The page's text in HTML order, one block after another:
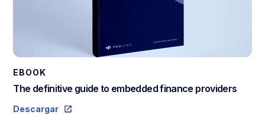
EBOOK
The definitive guide to embedded finance providers
Descargar